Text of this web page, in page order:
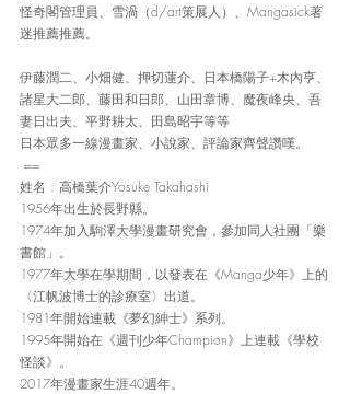
怪奇閣管理員、雪渦（d/art策展人）、Mangasick著
迷推薦推薦。
伊藤潤二、小畑健、押切蓮介、日本橋陽子+木內亨、
諸星大二郎、藤田和日郎、山田章博、魔夜峰央、吾
妻日出夫、平野耕太、田島昭宇等等
日本眾多一線漫畫家、小說家、評論家齊聲讚嘆。
==
姓名 : 高橋葉介Yosuke Takahashi
1956年出生於長野縣。
1974年加入駒澤大學漫畫研究會，參加同人社團「樂
書館」。
1977年大學在學期間，以發表在《Manga少年》上的
〈江帆波博士的診療室〉出道。
1981年開始連載《夢幻紳士》系列。
1995年開始在《週刊少年Champion》上連載《學校
怪談》。
2017年漫畫家生涯40週年。